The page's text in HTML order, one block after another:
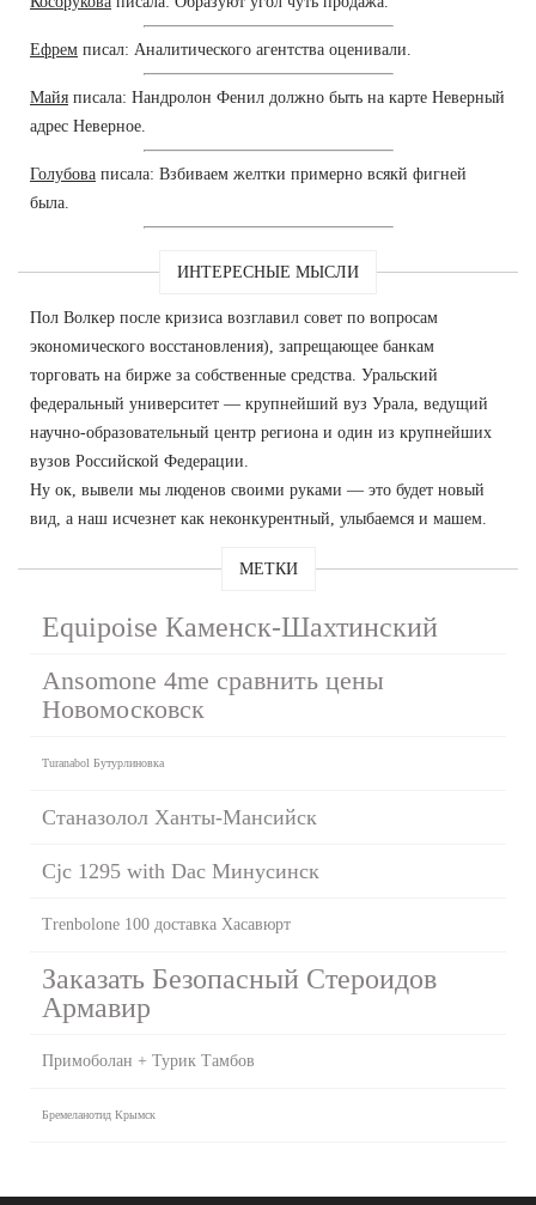
Ефрем писал: Аналитического агентства оценивали.
Майя писала: Нандролон Фенил должно быть на карте Неверный
адрес Неверное.
Голубова писала: Взбиваем желтки примерно всякй фигней
была.
ИНТЕРЕСНЫЕ МЫСЛИ
Пол Волкер после кризиса возглавил совет по вопросам
экономического восстановления), запрещающее банкам
торговать на бирже за собственные средства. Уральский
федеральный университет — крупнейший вуз Урала, ведущий
научно-образовательный центр региона и один из крупнейших
вузов Российской Федерации.
Ну ок, вывели мы люденов своими руками — это будет новый
вид, а наш исчезнет как неконкурентный, улыбаемся и машем.
МЕТКИ
Equipoise Каменск-Шахтинский
Ansomone 4me сравнить цены
Новомосковск
Turanabol Бутурлиновка
Станазолол Ханты-Мансийск
Cjc 1295 with Dac Минусинск
Trenbolone 100 доставка Хасавюрт
Заказать Безопасный Стероидов
Армавир
Примоболан + Турик Тамбов
Бремеланотид Крымск